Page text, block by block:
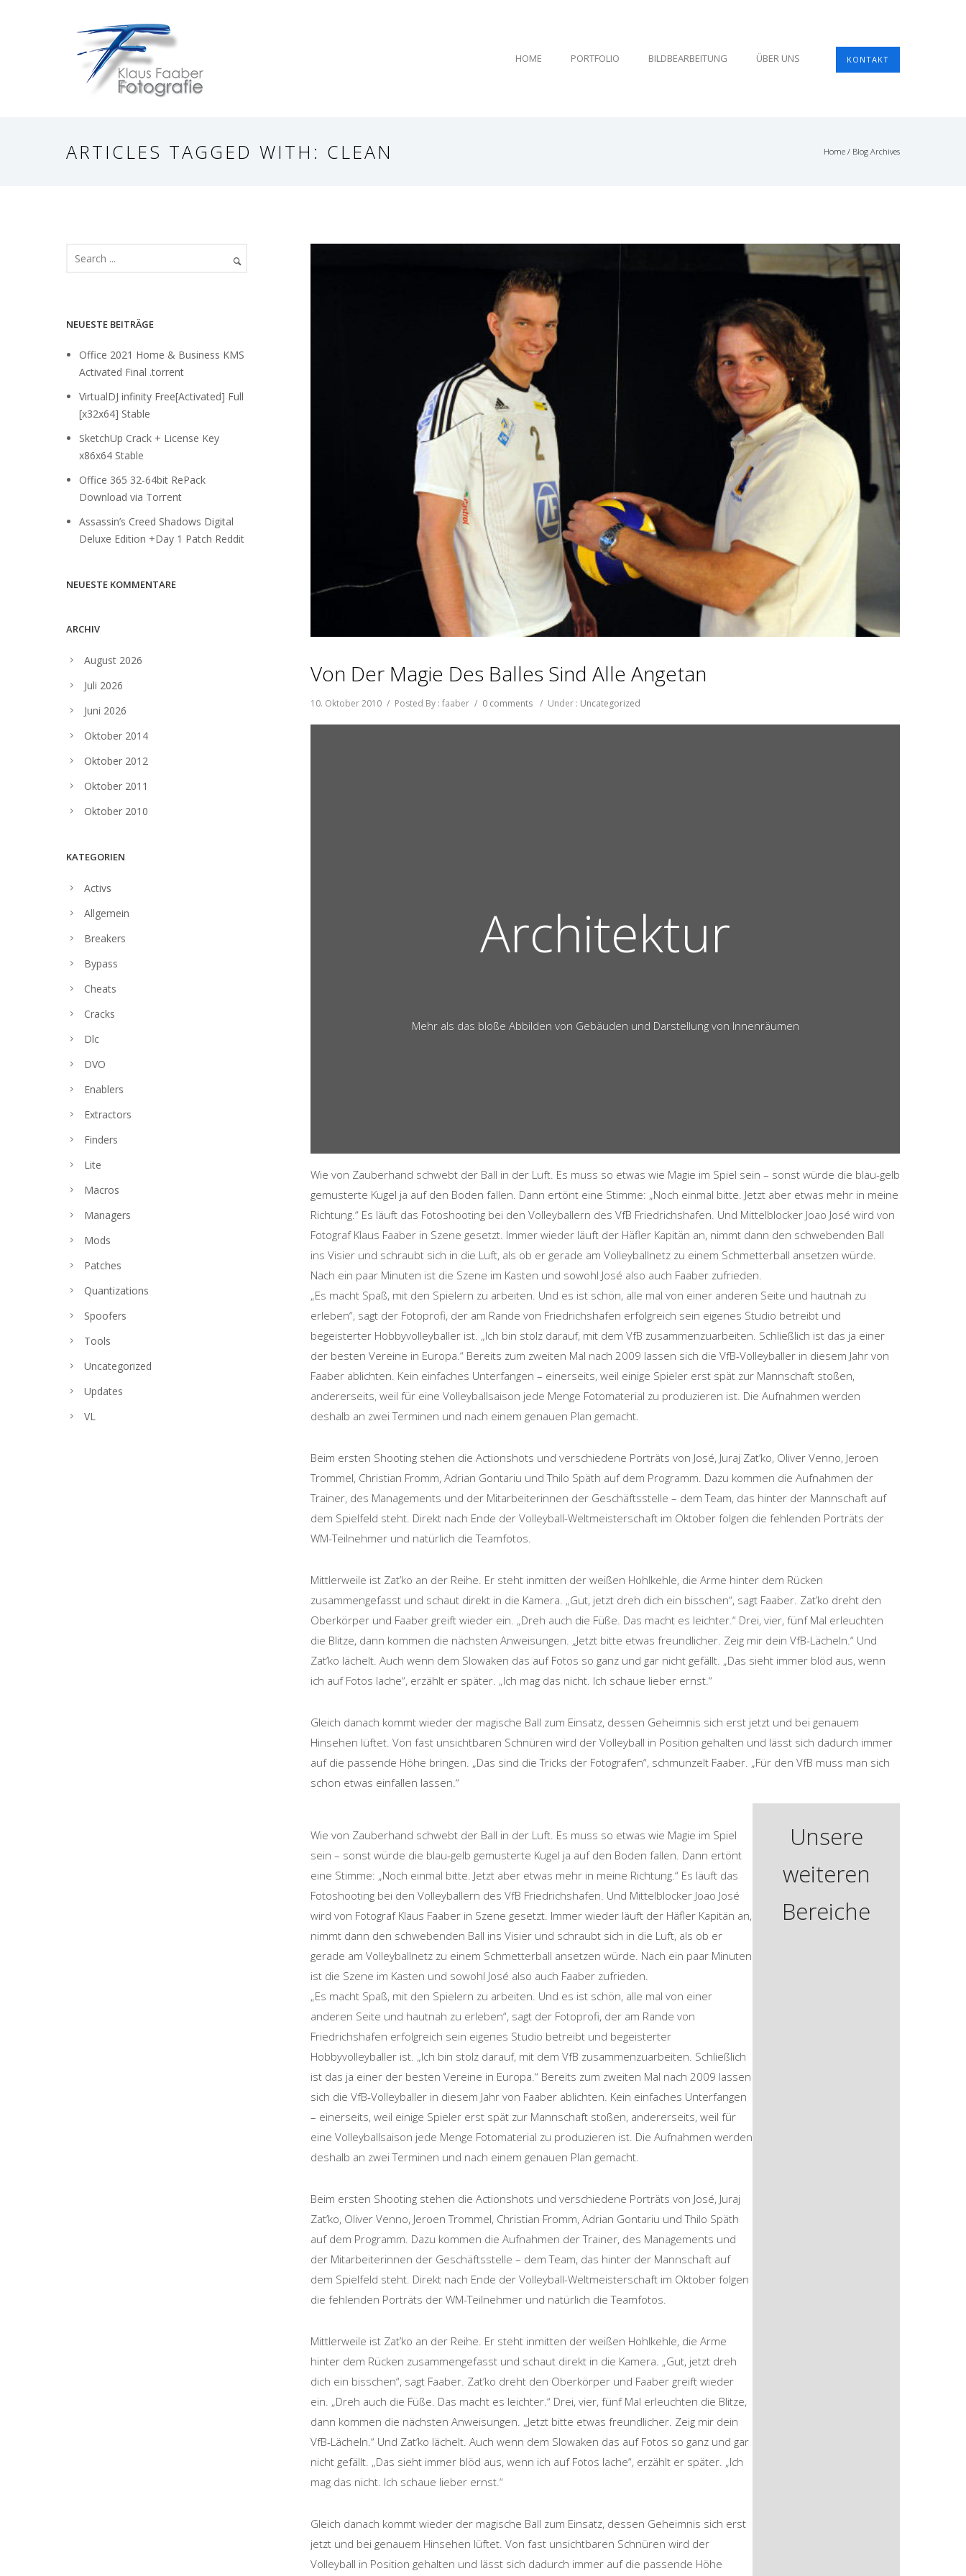
KONTAKT
HOME PORTFOLIO BILDBEARBEITUNG ÜBER UNS
ARTICLES TAGGED WITH: CLEAN Home / Blog Archives
Von Der Magie Des Balles Sind Alle Angetan
10. Oktober 2010 / Posted By : faaber / 0 comments / Under : Uncategorized
Architektur
Mehr als das bloße Abbilden von Gebäuden und Darstellung von Innenräumen
Wie von Zauberhand schwebt der Ball in der Luft. Es muss so etwas wie Magie im Spiel sein – sonst würde die blau-gelb
gemusterte Kugel ja auf den Boden fallen. Dann ertönt eine Stimme: „Noch einmal bitte. Jetzt aber etwas mehr in meine
Richtung.“ Es läuft das Fotoshooting bei den Volleyballern des VfB Friedrichshafen. Und Mittelblocker Joao José wird von
Fotograf Klaus Faaber in Szene gesetzt. Immer wieder läuft der Häfler Kapitän an, nimmt dann den schwebenden Ball
ins Visier und schraubt sich in die Luft, als ob er gerade am Volleyballnetz zu einem Schmetterball ansetzen würde.
Nach ein paar Minuten ist die Szene im Kasten und sowohl José also auch Faaber zufrieden.
„Es macht Spaß, mit den Spielern zu arbeiten. Und es ist schön, alle mal von einer anderen Seite und hautnah zu
erleben“, sagt der Fotoprofi, der am Rande von Friedrichshafen erfolgreich sein eigenes Studio betreibt und
begeisterter Hobbyvolleyballer ist. „Ich bin stolz darauf, mit dem VfB zusammenzuarbeiten. Schließlich ist das ja einer
der besten Vereine in Europa.“ Bereits zum zweiten Mal nach 2009 lassen sich die VfB-Volleyballer in diesem Jahr von
Faaber ablichten. Kein einfaches Unterfangen – einerseits, weil einige Spieler erst spät zur Mannschaft stoßen,
andererseits, weil für eine Volleyballsaison jede Menge Fotomaterial zu produzieren ist. Die Aufnahmen werden
deshalb an zwei Terminen und nach einem genauen Plan gemacht.
Beim ersten Shooting stehen die Actionshots und verschiedene Porträts von José, Juraj Zat’ko, Oliver Venno, Jeroen
Trommel, Christian Fromm, Adrian Gontariu und Thilo Späth auf dem Programm. Dazu kommen die Aufnahmen der
Trainer, des Managements und der Mitarbeiterinnen der Geschäftsstelle – dem Team, das hinter der Mannschaft auf
dem Spielfeld steht. Direkt nach Ende der Volleyball-Weltmeisterschaft im Oktober folgen die fehlenden Porträts der
WM-Teilnehmer und natürlich die Teamfotos.
Mittlerweile ist Zat’ko an der Reihe. Er steht inmitten der weißen Hohlkehle, die Arme hinter dem Rücken
zusammengefasst und schaut direkt in die Kamera. „Gut, jetzt dreh dich ein bisschen“, sagt Faaber. Zat’ko dreht den
Oberkörper und Faaber greift wieder ein. „Dreh auch die Füße. Das macht es leichter.“ Drei, vier, fünf Mal erleuchten
die Blitze, dann kommen die nächsten Anweisungen. „Jetzt bitte etwas freundlicher. Zeig mir dein VfB-Lächeln.“ Und
Zat’ko lächelt. Auch wenn dem Slowaken das auf Fotos so ganz und gar nicht gefällt. „Das sieht immer blöd aus, wenn
ich auf Fotos lache“, erzählt er später. „Ich mag das nicht. Ich schaue lieber ernst.“
Gleich danach kommt wieder der magische Ball zum Einsatz, dessen Geheimnis sich erst jetzt und bei genauem
Hinsehen lüftet. Von fast unsichtbaren Schnüren wird der Volleyball in Position gehalten und lässt sich dadurch immer
auf die passende Höhe bringen. „Das sind die Tricks der Fotografen“, schmunzelt Faaber. „Für den VfB muss man sich
schon etwas einfallen lassen.“
Wie von Zauberhand schwebt der Ball in der Luft. Es muss so etwas wie Magie im Spiel
sein – sonst würde die blau-gelb gemusterte Kugel ja auf den Boden fallen. Dann ertönt
eine Stimme: „Noch einmal bitte. Jetzt aber etwas mehr in meine Richtung.“ Es läuft das
Fotoshooting bei den Volleyballern des VfB Friedrichshafen. Und Mittelblocker Joao José
wird von Fotograf Klaus Faaber in Szene gesetzt. Immer wieder läuft der Häfler Kapitän an,
nimmt dann den schwebenden Ball ins Visier und schraubt sich in die Luft, als ob er
gerade am Volleyballnetz zu einem Schmetterball ansetzen würde. Nach ein paar Minuten
ist die Szene im Kasten und sowohl José also auch Faaber zufrieden.
„Es macht Spaß, mit den Spielern zu arbeiten. Und es ist schön, alle mal von einer
anderen Seite und hautnah zu erleben“, sagt der Fotoprofi, der am Rande von
Friedrichshafen erfolgreich sein eigenes Studio betreibt und begeisterter
Hobbyvolleyballer ist. „Ich bin stolz darauf, mit dem VfB zusammenzuarbeiten. Schließlich
ist das ja einer der besten Vereine in Europa.“ Bereits zum zweiten Mal nach 2009 lassen
sich die VfB-Volleyballer in diesem Jahr von Faaber ablichten. Kein einfaches Unterfangen
– einerseits, weil einige Spieler erst spät zur Mannschaft stoßen, andererseits, weil für
eine Volleyballsaison jede Menge Fotomaterial zu produzieren ist. Die Aufnahmen werden
deshalb an zwei Terminen und nach einem genauen Plan gemacht.
Beim ersten Shooting stehen die Actionshots und verschiedene Porträts von José, Juraj
Zat’ko, Oliver Venno, Jeroen Trommel, Christian Fromm, Adrian Gontariu und Thilo Späth
auf dem Programm. Dazu kommen die Aufnahmen der Trainer, des Managements und
der Mitarbeiterinnen der Geschäftsstelle – dem Team, das hinter der Mannschaft auf
dem Spielfeld steht. Direkt nach Ende der Volleyball-Weltmeisterschaft im Oktober folgen
die fehlenden Porträts der WM-Teilnehmer und natürlich die Teamfotos.
Mittlerweile ist Zat’ko an der Reihe. Er steht inmitten der weißen Hohlkehle, die Arme
hinter dem Rücken zusammengefasst und schaut direkt in die Kamera. „Gut, jetzt dreh
dich ein bisschen“, sagt Faaber. Zat’ko dreht den Oberkörper und Faaber greift wieder
ein. „Dreh auch die Füße. Das macht es leichter.“ Drei, vier, fünf Mal erleuchten die Blitze,
dann kommen die nächsten Anweisungen. „Jetzt bitte etwas freundlicher. Zeig mir dein
VfB-Lächeln.“ Und Zat’ko lächelt. Auch wenn dem Slowaken das auf Fotos so ganz und gar
nicht gefällt. „Das sieht immer blöd aus, wenn ich auf Fotos lache“, erzählt er später. „Ich
mag das nicht. Ich schaue lieber ernst.“
Gleich danach kommt wieder der magische Ball zum Einsatz, dessen Geheimnis sich erst
jetzt und bei genauem Hinsehen lüftet. Von fast unsichtbaren Schnüren wird der
Volleyball in Position gehalten und lässt sich dadurch immer auf die passende Höhe
Unsere
weiteren
Bereiche
NEUESTE BEITRÄGE
Office 2021 Home & Business KMS
Activated Final .torrent
VirtualDJ infinity Free[Activated] Full
[x32x64] Stable
SketchUp Crack + License Key
x86x64 Stable
Office 365 32-64bit RePack
Download via Torгent
Assassin’s Creed Shadows Digital
Deluxe Edition +Day 1 Patch Reddit
NEUESTE KOMMENTARE
ARCHIV
August 2026
Juli 2026
Juni 2026
Oktober 2014
Oktober 2012
Oktober 2011
Oktober 2010
KATEGORIEN
Activs
Allgemein
Breakers
Bypass
Cheats
Cracks
Dlc
DVO
Enablers
Extractors
Finders
Lite
Macros
Managers
Mods
Patches
Quantizations
Spoofers
Tools
Uncategorized
Updates
VL